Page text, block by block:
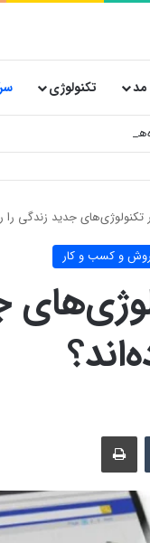
مد تکنولوژی
چرا انتخاب کارتن پستی
جدید زندگی را
و کسب و کار
‫تامبلر چاپ